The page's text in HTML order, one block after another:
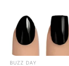
BUZZ DAY